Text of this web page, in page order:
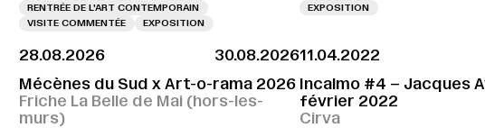
RENTRÉE DE L'ART CONTEMPORAIN
VISITE COMMENTÉE
EXPOSITION
EXPOSITION
28.08.2026
30.08.2026
Mécènes du Sud x Art-o-rama 2026
Friche La Belle de Mai (hors-les-
murs)
11.04.2022
Incalmo #4 – Jacques
février 2022
Cirva